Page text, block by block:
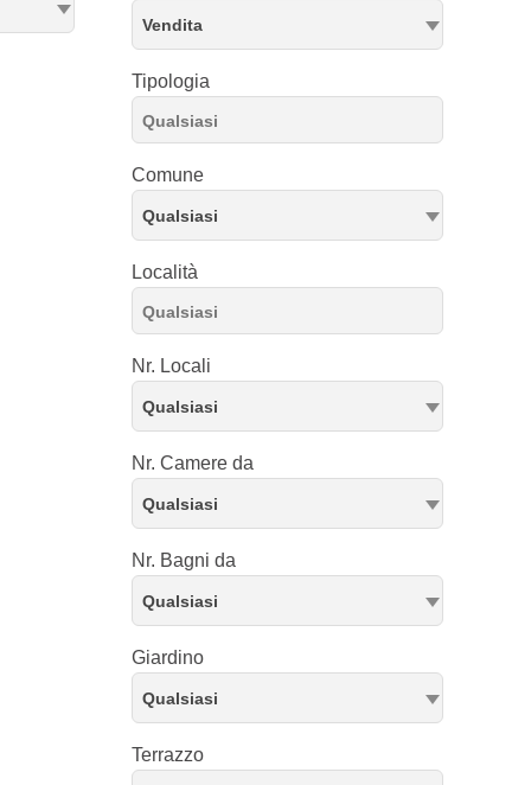
Vendita
Tipologia
Comune
Qualsiasi
Località
Nr. Locali
Qualsiasi
Nr. Camere da
Qualsiasi
Nr. Bagni da
Qualsiasi
Giardino
Qualsiasi
Terrazzo